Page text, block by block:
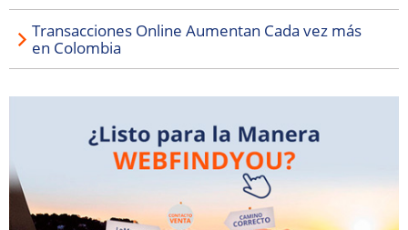
Transacciones Online Aumentan Cada vez más
en Colombia